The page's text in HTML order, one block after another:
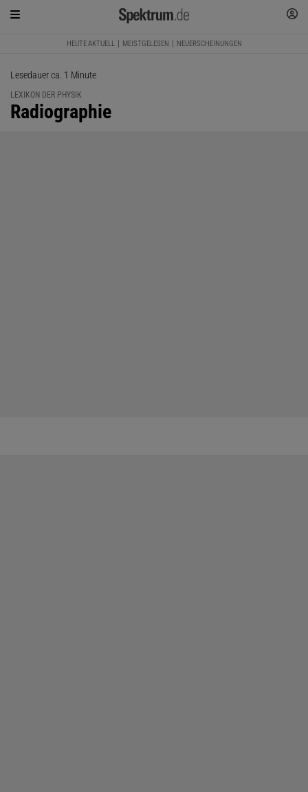
HEUTE AKTUELL MEISTGELESEN NEUERSCHEINUNGEN
Lesedauer ca. 1 Minute
LEXIKON DER PHYSIK
:
Radiographie